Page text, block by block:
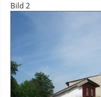
Bild 2